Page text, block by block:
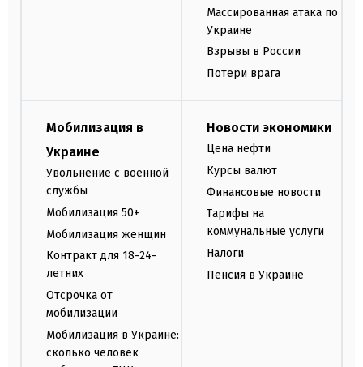
Массированная атака по
Украине
Взрывы в России
Потери врага
Мобилизация в
Украине
Увольнение с военной
службы
Мобилизация 50+
Мобилизация женщин
Контракт для 18-24-
летних
Отсрочка от
мобилизации
Мобилизация в Украине:
сколько человек
Новости экономики
Цена нефти
Курсы валют
Финансовые новости
Тарифы на
коммунальные услуги
Налоги
Пенсия в Украине